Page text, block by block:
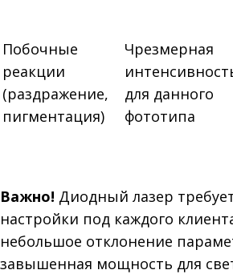
Побочные
реакции
(раздражение,
пигментация)
Чрезмерная
для данного
фототипа
Важно! Диодный лазер
настройки под каждого
небольшое отклонение
завышенная мощность для